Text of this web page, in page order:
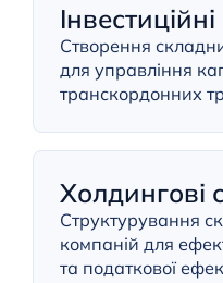
Створення
для управління
транскордонних
Холдингові
Структурування
компаній для
та податкової